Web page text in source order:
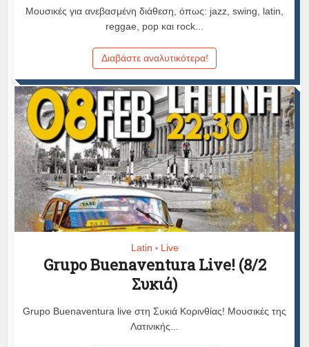
Μουσικές για ανεβασμένη διάθεση, όπως: jazz, swing, latin,
reggae, pop και rock...
Διαβάστε αναλυτικότερα!
Latin • Live
Grupo Buenaventura Live! (8/2
Συκιά)
Grupo Buenaventura live στη Συκιά Κορινθίας! Μουσικές της
Λατινικής...